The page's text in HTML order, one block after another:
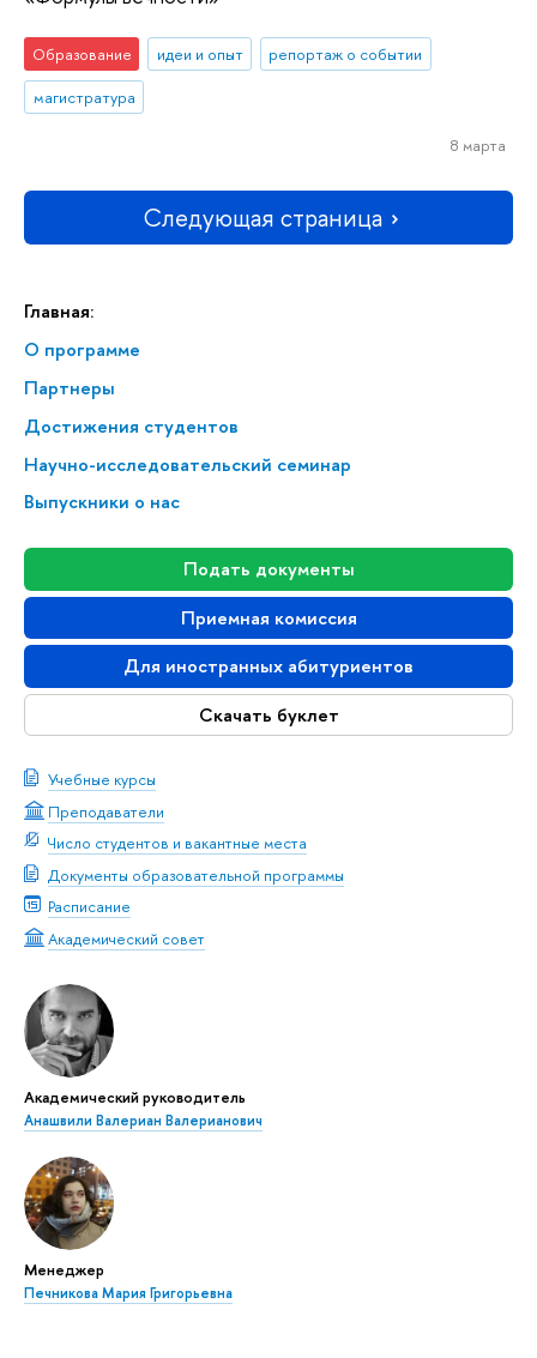
Главная:
О программе
Партнеры
Достижения студентов
На­уч­но-ис­сле­до­ва­тель­ский семинар
Выпускники о нас
Подать документы
Приемная комиссия
Для иностранных абитуриентов
Скачать буклет
Учебные курсы
Преподаватели
Число студентов и вакантные места
Документы образовательной программы
Расписание
Академический совет
Академический руководитель
Анашвили Валериан Валерианович
Менеджер
Печникова Мария Григорьевна
Образование идеи и опыт
репортаж о событии
магистратура
8 марта
Следующая страница